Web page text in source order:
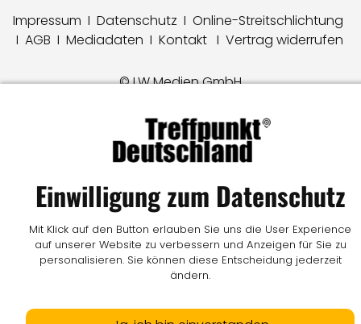
Impressum I Datenschutz I Online-Streitschlichtung
I AGB I Mediadaten I Kontakt I Vertrag widerrufen
© LW Medien GmbH
Einwilligung zum Datenschutz
Mit Klick auf den Button erlauben Sie uns die User Experience
auf unserer Website zu verbessern und Anzeigen für Sie zu
personalisieren. Sie können diese Entscheidung jederzeit
ändern.